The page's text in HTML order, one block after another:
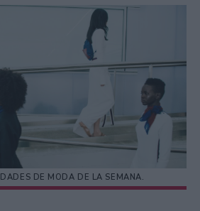
DE MODA DE LA SEMANA.